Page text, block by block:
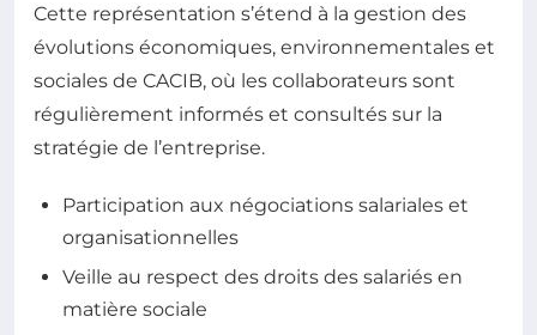
Cette représentation s’étend à la gestion des
évolutions économiques, environnementales et
sociales de CACIB, où les collaborateurs sont
régulièrement informés et consultés sur la
stratégie de l’entreprise.
Participation aux négociations salariales et
organisationnelles
Veille au respect des droits des salariés en
matière sociale